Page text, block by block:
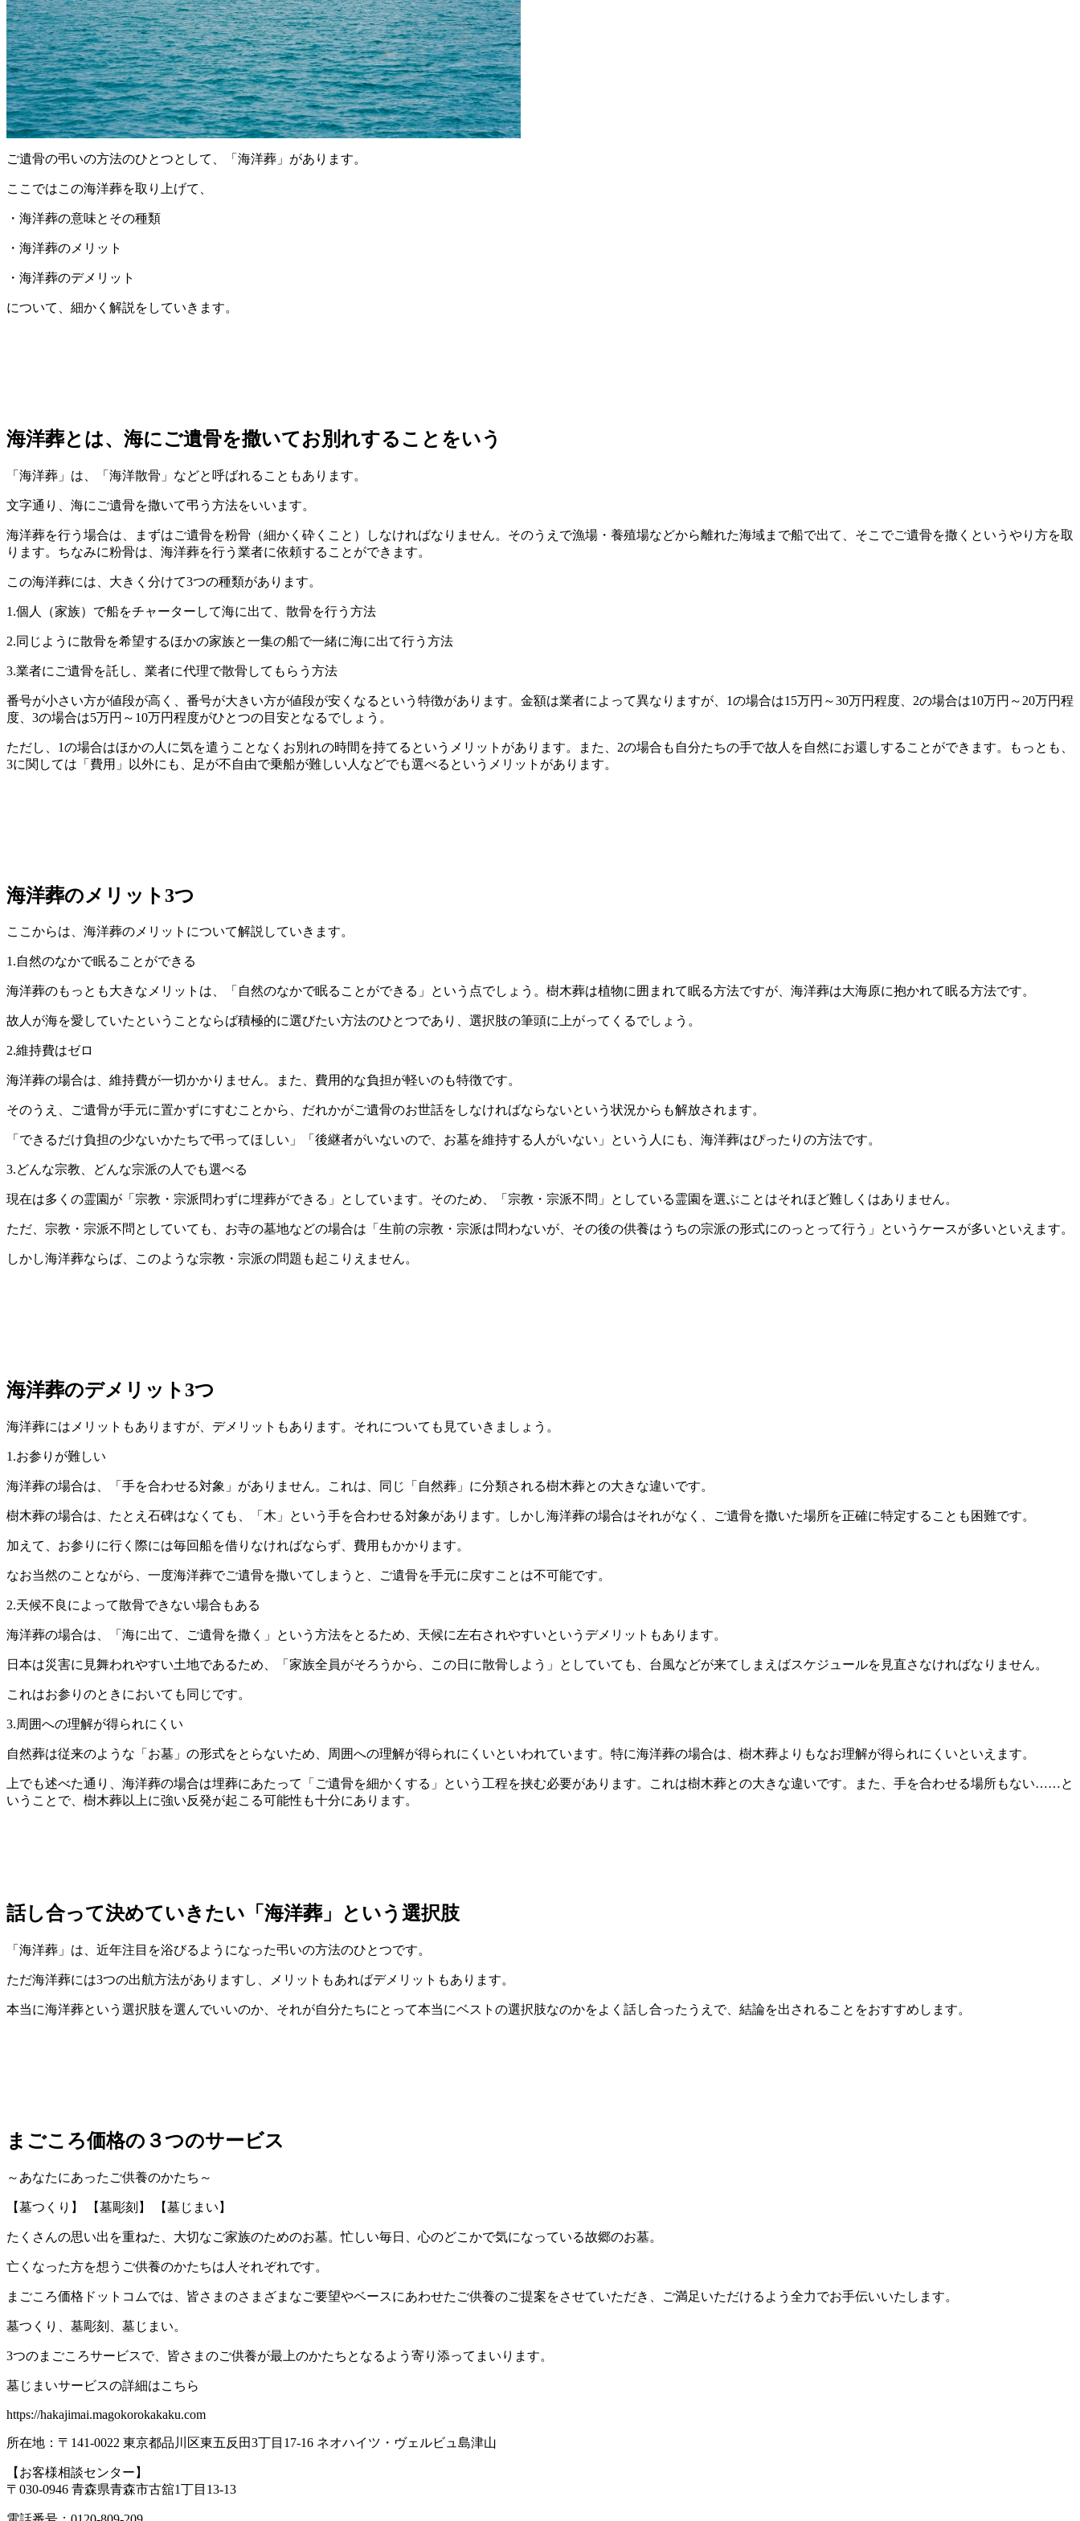
デ
メ
リ
ッ
ト
へ
の
ご遺骨の弔いの方法のひとつとして、「海洋葬」があります。
ここではこの海洋葬を取り上げて、
・海洋葬の意味とその種類
・海洋葬のメリット
・海洋葬のデメリット
について、細かく解説をしていきます。
海洋葬とは、海にご遺骨を撒いてお別れすることをいう
「海洋葬」は、「海洋散骨」などと呼ばれることもあります。
文字通り、海にご遺骨を撒いて弔う方法をいいます。
海洋葬を行う場合は、まずはご遺骨を粉骨（細かく砕くこと）しなければなりません。そのうえで漁場・養殖場などから離れた海域まで船で出て、そこでご遺骨を撒くというやり方を取
ります。ちなみに粉骨は、海洋葬を行う業者に依頼することができます。
この海洋葬には、大きく分けて3つの種類があります。
1.個人（家族）で船をチャーターして海に出て、散骨を行う方法
2.同じように散骨を希望するほかの家族と一集の船で一緒に海に出て行う方法
3.業者にご遺骨を託し、業者に代理で散骨してもらう方法
番号が小さい方が値段が高く、番号が大きい方が値段が安くなるという特徴があります。金額は業者によって異なりますが、1の場合は15万円～30万円程度、2の場合は10万円～20万円程
度、3の場合は5万円～10万円程度がひとつの目安となるでしょう。
ただし、1の場合はほかの人に気を遣うことなくお別れの時間を持てるというメリットがあります。また、2の場合も自分たちの手で故人を自然にお還しすることができます。もっとも、
3に関しては「費用」以外にも、足が不自由で乗船が難しい人などでも選べるというメリットがあります。
海洋葬のメリット3つ
ここからは、海洋葬のメリットについて解説していきます。
1.自然のなかで眠ることができる
海洋葬のもっとも大きなメリットは、「自然のなかで眠ることができる」という点でしょう。樹木葬は植物に囲まれて眠る方法ですが、海洋葬は大海原に抱かれて眠る方法です。
故人が海を愛していたということならば積極的に選びたい方法のひとつであり、選択肢の筆頭に上がってくるでしょう。
2.維持費はゼロ
海洋葬の場合は、維持費が一切かかりません。また、費用的な負担が軽いのも特徴です。
そのうえ、ご遺骨が手元に置かずにすむことから、だれかがご遺骨のお世話をしなければならないという状況からも解放されます。
「できるだけ負担の少ないかたちで弔ってほしい」「後継者がいないので、お墓を維持する人がいない」という人にも、海洋葬はぴったりの方法です。
3.どんな宗教、どんな宗派の人でも選べる
現在は多くの霊園が「宗教・宗派問わずに埋葬ができる」としています。そのため、「宗教・宗派不問」としている霊園を選ぶことはそれほど難しくはありません。
ただ、宗教・宗派不問としていても、お寺の墓地などの場合は「生前の宗教・宗派は問わないが、その後の供養はうちの宗派の形式にのっとって行う」というケースが多いといえます。
しかし海洋葬ならば、このような宗教・宗派の問題も起こりえません。
海洋葬のデメリット3つ
海洋葬にはメリットもありますが、デメリットもあります。それについても見ていきましょう。
1.お参りが難しい
海洋葬の場合は、「手を合わせる対象」がありません。これは、同じ「自然葬」に分類される樹木葬との大きな違いです。
樹木葬の場合は、たとえ石碑はなくても、「木」という手を合わせる対象があります。しかし海洋葬の場合はそれがなく、ご遺骨を撒いた場所を正確に特定することも困難です。
加えて、お参りに行く際には毎回船を借りなければならず、費用もかかります。
なお当然のことながら、一度海洋葬でご遺骨を撒いてしまうと、ご遺骨を手元に戻すことは不可能です。
2.天候不良によって散骨できない場合もある
海洋葬の場合は、「海に出て、ご遺骨を撒く」という方法をとるため、天候に左右されやすいというデメリットもあります。
日本は災害に見舞われやすい土地であるため、「家族全員がそろうから、この日に散骨しよう」としていても、台風などが来てしまえばスケジュールを見直さなければなりません。
これはお参りのときにおいても同じです。
3.周囲への理解が得られにくい
自然葬は従来のような「お墓」の形式をとらないため、周囲への理解が得られにくいといわれています。特に海洋葬の場合は、樹木葬よりもなお理解が得られにくいといえます。
上でも述べた通り、海洋葬の場合は埋葬にあたって「ご遺骨を細かくする」という工程を挟む必要があります。これは樹木葬との大きな違いです。また、手を合わせる場所もない……と
いうことで、樹木葬以上に強い反発が起こる可能性も十分にあります。
話し合って決めていきたい「海洋葬」という選択肢
「海洋葬」は、近年注目を浴びるようになった弔いの方法のひとつです。
ただ海洋葬には3つの出航方法がありますし、メリットもあればデメリットもあります。
本当に海洋葬という選択肢を選んでいいのか、それが自分たちにとって本当にベストの選択肢なのかをよく話し合ったうえで、結論を出されることをおすすめします。
まごころ価格の３つのサービス
～あなたにあったご供養のかたち～
【墓つくり】 【墓彫刻】 【墓じまい】
たくさんの思い出を重ねた、大切なご家族のためのお墓。忙しい毎日、心のどこかで気になっている故郷のお墓。
亡くなった方を想うご供養のかたちは人それぞれです。
まごころ価格ドットコムでは、皆さまのさまざまなご要望やベースにあわせたご供養のご提案をさせていただき、ご満足いただけるよう全力でお手伝いいたします。
墓つくり、墓彫刻、墓じまい。
3つのまごころサービスで、皆さまのご供養が最上のかたちとなるよう寄り添ってまいります。
墓じまいサービスの詳細はこちら
https://hakajimai.magokorokakaku.com
所在地：〒141-0022 東京都品川区東五反田3丁目17-16 ネオハイツ・ヴェルビュ島津山
【お客様相談センター】
〒030-0946 青森県青森市古舘1丁目13-13